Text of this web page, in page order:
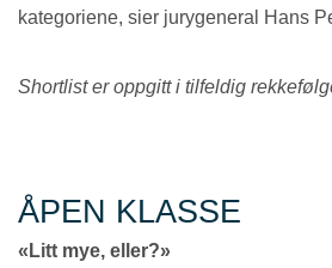
kategoriene, sier jurygeneral Hans
Shortlist er oppgitt i tilfeldig
ÅPEN KLASSE
«Litt mye, eller?»